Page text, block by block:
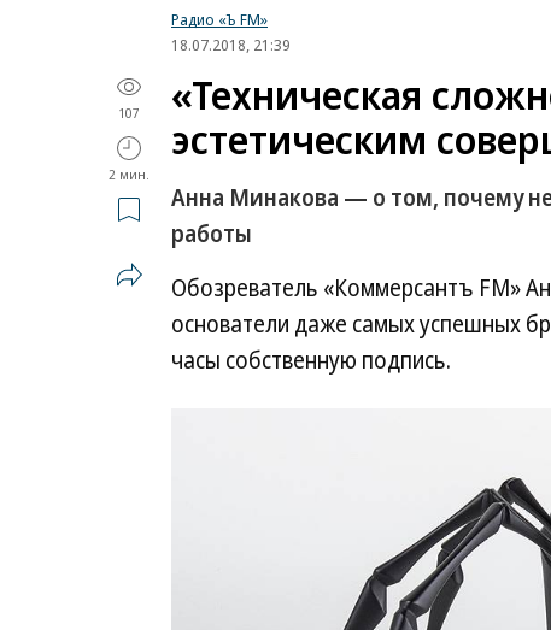
Радио «Ъ FM»
18.07.2018, 21:39
107
2 мин.
«Техническая
эстетическим
Анна Минакова — о том, почему
работы
Обозреватель «Коммерсантъ FM»
основатели даже самых успешных
часы собственную подпись.